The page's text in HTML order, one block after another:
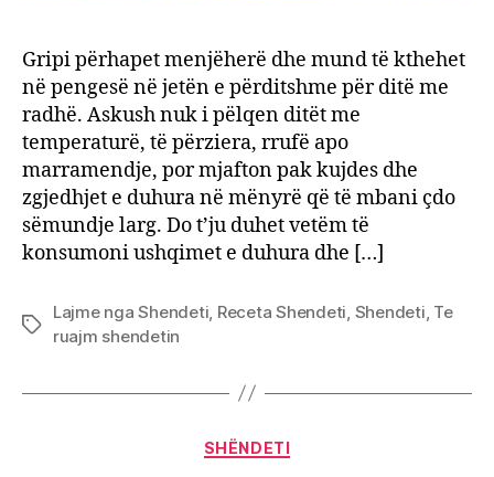
Gripi përhapet menjëherë dhe mund të kthehet
në pengesë në jetën e përditshme për ditë me
radhë. Askush nuk i pëlqen ditët me
temperaturë, të përziera, rrufë apo
marramendje, por mjafton pak kujdes dhe
zgjedhjet e duhura në mënyrë që të mbani çdo
sëmundje larg. Do t’ju duhet vetëm të
konsumoni ushqimet e duhura dhe […]
Tags
Lajme nga Shendeti Receta Shendeti Shendeti Te
ruajm shendetin
Categories
SHËNDETI